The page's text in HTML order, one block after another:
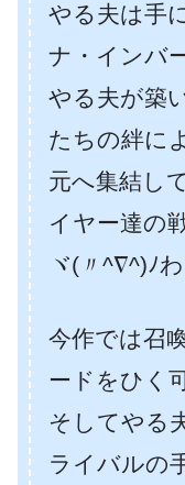
やる夫は手
ナ・インバ
やる夫が築
たちの絆に
元へ集結し
イヤー達の
ヾ(〃^∇^)ﾉ
今作では召
ードをひく
そしてやる
ライバルの